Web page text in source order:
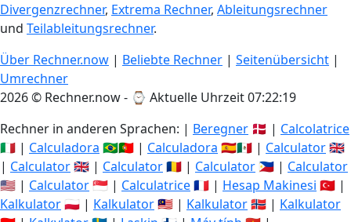
Divergenzrechner, Extrema Rechner, Ableitungsrechner
und Teilableitungsrechner.
Über Rechner.now | Beliebte Rechner | Seitenübersicht |
Umrechner
2026 © Rechner.now - ⌚ Aktuelle Uhrzeit 07:22:20
Rechner in anderen Sprachen: | Beregner 🇩🇰 | Calcolatrice
🇮🇹 | Calculadora 🇧🇷🇵🇹 | Calculadora 🇪🇸🇲🇽 | Calculator🇬🇧
| Calculator🇬🇧 | Calculator🇷🇴 | Calculator 🇵🇭 | Calculator
🇺🇸 | Calculator🇸🇬 | Calculatrice🇫🇷 | Hesap Makinesi 🇹🇷 |
Kalkulator🇵🇱 | Kalkulator🇲🇾 | Kalkulator🇳🇴 | Kalkulator